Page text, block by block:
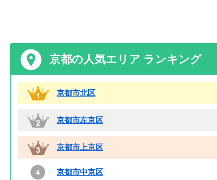
京都の人気エリア ランキング
京都市北区
京都市左京区
京都市上京区
京都市中京区